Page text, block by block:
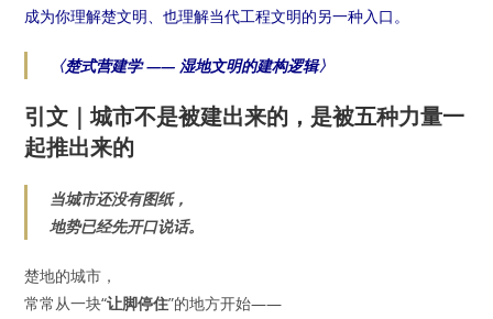
成为你理解楚文明、也理解当代工程文明的另一种入口。
〈楚式营建学 —— 湿地文明的建构逻辑〉
引文｜城市不是被建出来的，是被五种力量一
起推出来的
当城市还没有图纸，
地势已经先开口说话。
楚地的城市，
常常从一块“让脚停住”的地方开始——